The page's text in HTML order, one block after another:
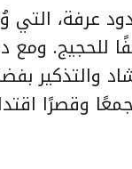
عرفة، التي
للحجيج.
والتذكير
وقصرًا